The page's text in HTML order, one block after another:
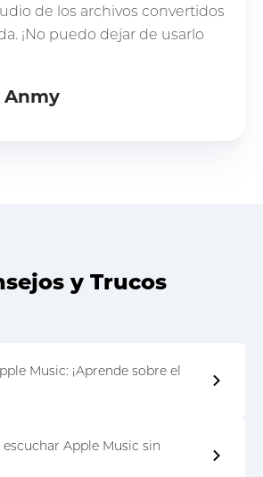
de los archivos convertidos
¡No puedo dejar de usarlo
Anmy
y Trucos
Music: ¡Aprende sobre el
Apple Music sin